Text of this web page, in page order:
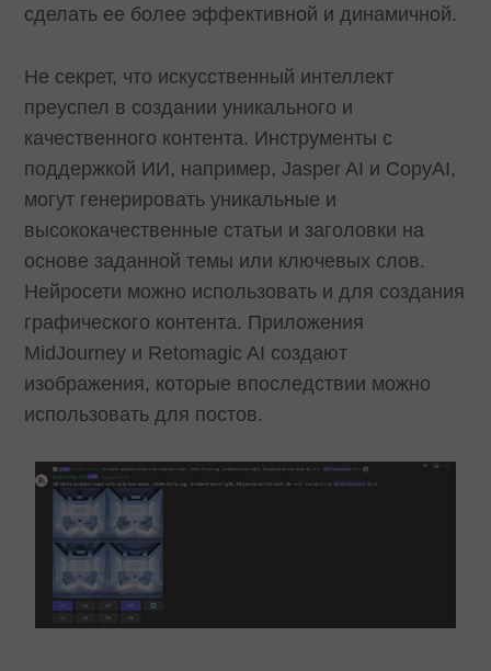
сделать ее более эффективной и динамичной.
Не секрет, что искусственный интеллект
преуспел в создании уникального и
качественного контента. Инструменты с
поддержкой ИИ, например, Jasper AI и CopyAI,
могут генерировать уникальные и
высококачественные статьи и заголовки на
основе заданной темы или ключевых слов.
Нейросети можно использовать и для создания
графического контента. Приложения
MidJourney и Retomagic AI создают
изображения, которые впоследствии можно
использовать для постов.